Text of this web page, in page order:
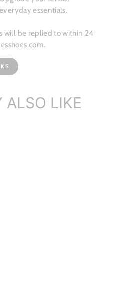
essentials.
will be replied to within 24
ALSO LIKE